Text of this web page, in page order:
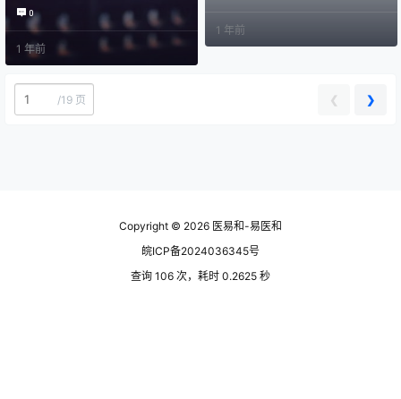
0
1 年前
1 年前
/19 页 ❮ ❯
Copyright © 2026 医易和-易医和
皖ICP备2024036345号
查询 106 次，耗时 0.2625 秒